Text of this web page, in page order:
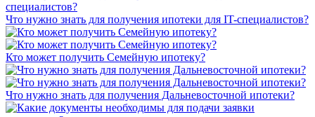
Что нужно знать для получения ипотеки для IT-специалистов?
Кто может получить Семейную ипотеку?
Что нужно знать для получения Дальневосточной ипотеки?